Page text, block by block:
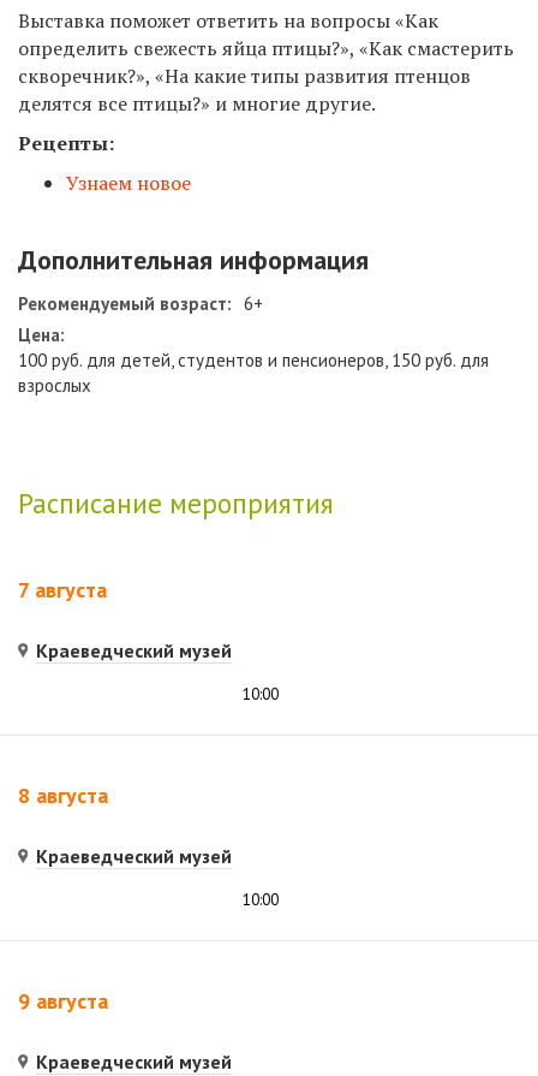
Выставка поможет ответить на вопросы «Как
определить свежесть яйца птицы?», «Как смастерить
скворечник?», «На какие типы развития птенцов
делятся все птицы?» и многие другие.
Рецепты:
Узнаем новое
Дополнительная информация
Рекомендуемый возраст: 6+
Цена:
100 руб. для детей, студентов и пенсионеров, 150 руб. для
взрослых
Расписание мероприятия
7 августа
Краеведческий музей
10:00
8 августа
Краеведческий музей
10:00
9 августа
Краеведческий музей